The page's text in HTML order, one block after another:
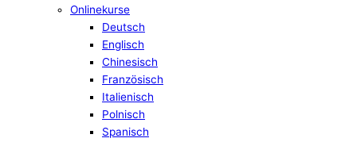
Onlinekurse
Deutsch
Englisch
Chinesisch
Französisch
Italienisch
Polnisch
Spanisch